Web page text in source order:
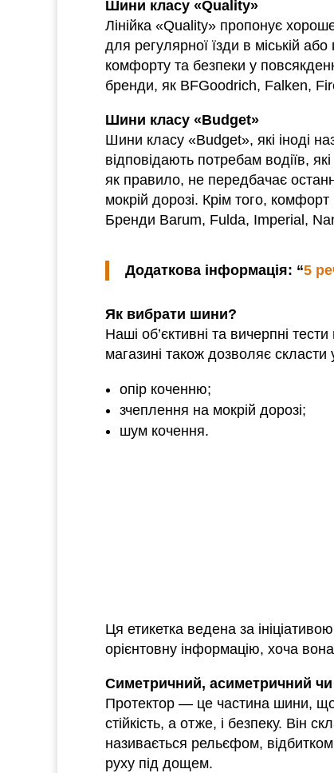
Шини класу «Quality»
Лінійка «Quality» пропонує
для регулярної їзди в міській
комфорту та безпеки у
бренди, як BFGoodrich, Falken,
Шини класу «Budget»
Шини класу «Budget», які іноді
відповідають потребам водіїв,
як правило, не передбачає
мокрій дорозі. Крім того,
Бренди Barum, Fulda, Imperial,
Додаткова інформація: “5
Як вибрати шини?
Наші об’єктивні та вичерпні
магазині також дозволяє
опір коченню;
зчеплення на мокрій дорозі;
шум кочення.
Ця етикетка ведена за
орієнтовну інформацію, хоча
Симетричний, асиметричний
Протектор — це частина шини, що
стійкість, а отже, і безпеку. Він
називається рельєфом,
руху під дощем.